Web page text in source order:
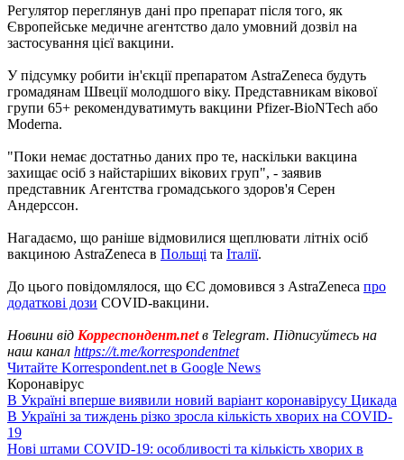
Регулятор переглянув дані про препарат після того, як
Європейське медичне агентство дало умовний дозвіл на
застосування цієї вакцини.
У підсумку робити ін'єкції препаратом AstraZeneca будуть
громадянам Швеції молодшого віку. Представникам вікової
групи 65+ рекомендуватимуть вакцини Pfizer-BioNTech або
Moderna.
"Поки немає достатньо даних про те, наскільки вакцина
захищає осіб з найстаріших вікових груп", - заявив
представник Агентства громадського здоров'я Серен
Андерссон.
Нагадаємо, що раніше відмовилися щеплювати літніх осіб
вакциною AstraZeneca в Польщі та Італії.
До цього повідомлялося, що ЄС домовився з AstraZeneca про
додаткові дози COVID-вакцини.
Новини від Корреспондент.netв Telegram. Підписуйтесь на
наш канал https://t.me/korrespondentnet
Читайте Korrespondent.net в Google News
Коронавірус
В Україні вперше виявили новий варіант коронавірусу Цикада
В Україні за тиждень різко зросла кількість хворих на COVID-
19
Нові штами COVID-19: особливості та кількість хворих в